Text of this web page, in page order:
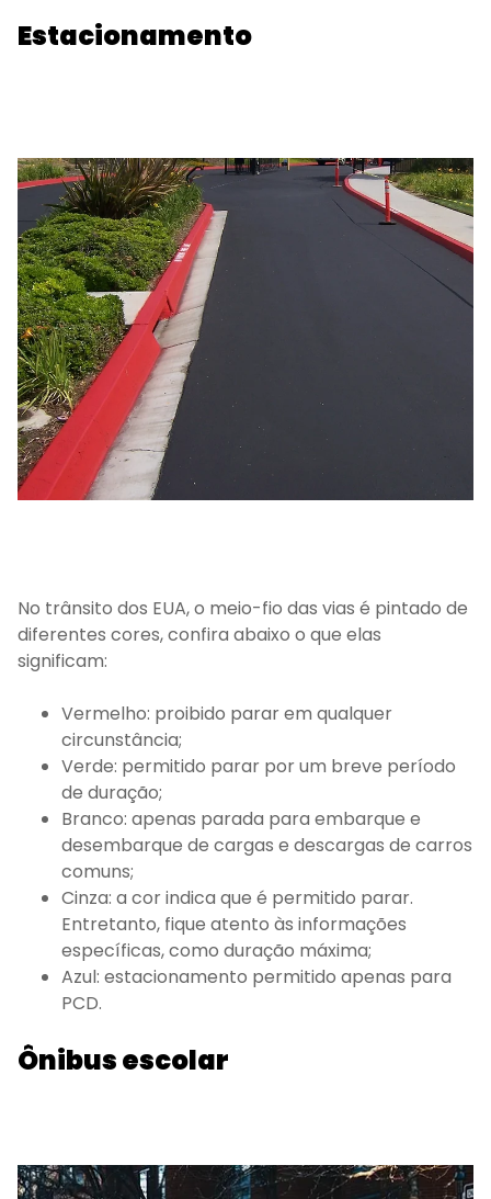
Estacionamento
No trânsito dos EUA, o meio-fio das vias é pintado de
diferentes cores, confira abaixo o que elas
significam:
Vermelho: proibido parar em qualquer
circunstância;
Verde: permitido parar por um breve período
de duração;
Branco: apenas parada para embarque e
desembarque de cargas e descargas de carros
comuns;
Cinza: a cor indica que é permitido parar.
Entretanto, fique atento às informações
específicas, como duração máxima;
Azul: estacionamento permitido apenas para
PCD.
Ônibus escolar